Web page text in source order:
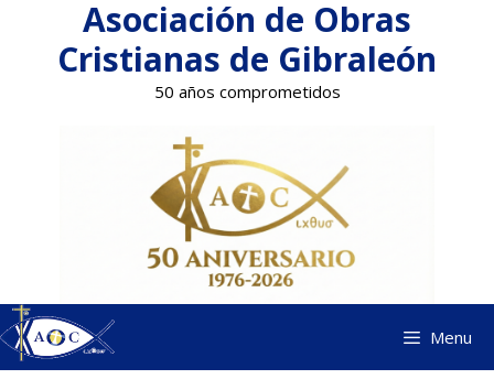
contenido
Asociación de Obras
Cristianas de Gibraleón
50 años comprometidos
Menu